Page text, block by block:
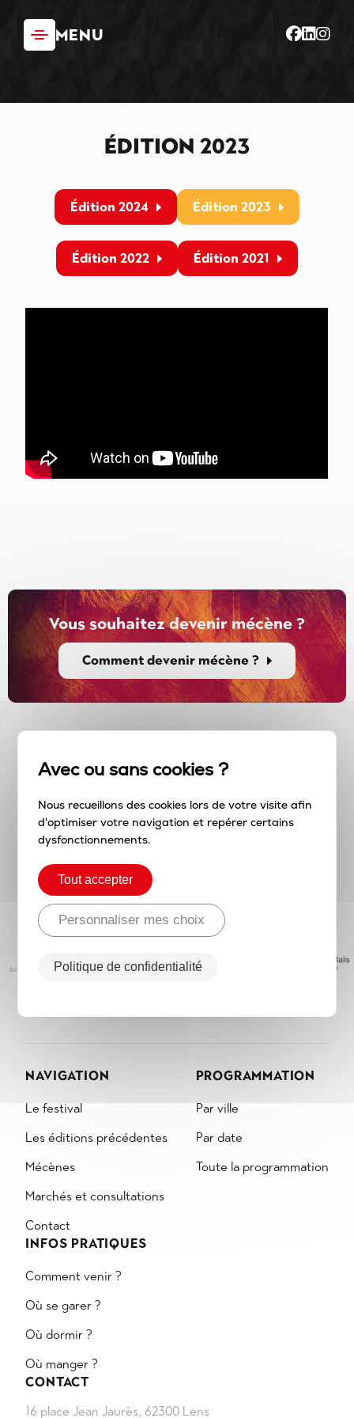
MENU
Édition 2023
Édition 2024 Édition 2023
Édition 2022 Édition 2021
Vous souhaitez devenir mécène ?
Comment devenir mécène ?
complices
Rien ne serait possible sans nos partenaires,
ambition commune
ses habitants.
NAVIGATION
Le festival
Les éditions précédentes
Mécènes
Marchés et consultations
Contact
PROGRAMMATION
Par ville
Par date
Toute la programmation
INFOS PRATIQUES
Comment venir ?
Où se garer ?
Où dormir ?
Où manger ?
CONTACT
16 place Jean Jaurès, 62300 Lens
Nous recueillons des cookies lors de votre visite afin
d'optimiser votre navigation et repérer certains
dysfonctionnements.
Tout accepter
Personnaliser mes choix
Politique de confidentialité